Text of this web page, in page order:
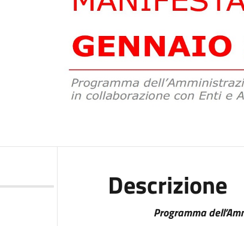
Descrizione
Programma